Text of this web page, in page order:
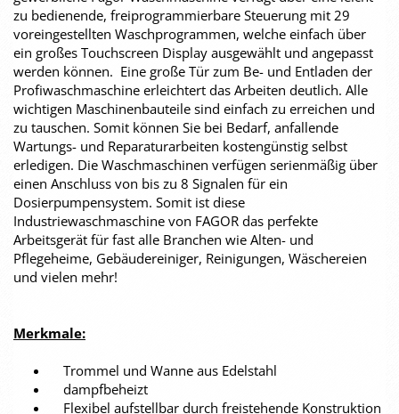
zu bedienende, freiprogrammierbare Steuerung mit 29
voreingestellten Waschprogrammen, welche einfach über
ein großes Touchscreen Display ausgewählt und angepasst
werden können. Eine große Tür zum Be- und Entladen der
Profiwaschmaschine erleichtert das Arbeiten deutlich. Alle
wichtigen Maschinenbauteile sind einfach zu erreichen und
zu tauschen. Somit können Sie bei Bedarf, anfallende
Wartungs- und Reparaturarbeiten kostengünstig selbst
erledigen. Die Waschmaschinen verfügen serienmäßig über
einen Anschluss von bis zu 8 Signalen für ein
Dosierpumpensystem. Somit ist diese
Industriewaschmaschine von FAGOR das perfekte
Arbeitsgerät für fast alle Branchen wie Alten- und
Pflegeheime, Gebäudereiniger, Reinigungen, Wäschereien
und vielen mehr!
Merkmale:
Trommel und Wanne aus Edelstahl
dampfbeheizt
Flexibel aufstellbar durch freistehende Konstruktion